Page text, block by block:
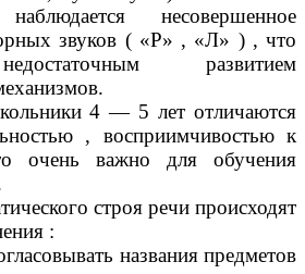
несовершенное
звуков ( «Р» , «Л» ) , что
развитием
4 — 5 лет отличаются
, восприимчивостью к
очень важно для обучения
строя речи происходят
:
названия предметов